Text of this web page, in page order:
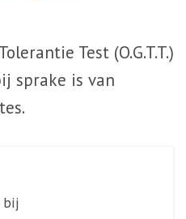
Test (O.G.T.T.)
sprake is van
bij